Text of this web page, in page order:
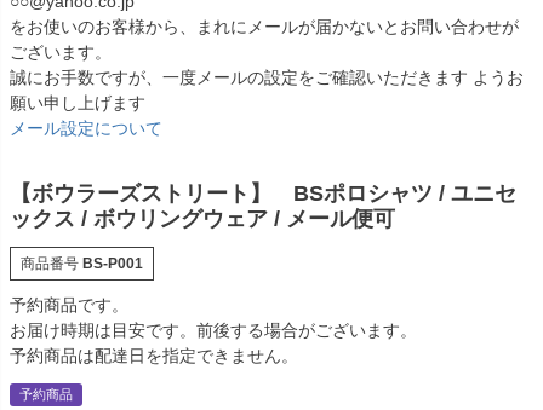
をお使いのお客様から、まれにメールが届かないとお問い合わせが
ございます。
誠にお手数ですが、一度メールの設定をご確認いただきます ようお
願い申し上げます
メール設定について
【ボウラーズストリート】 BSポロシャツ / ユニセ
ックス / ボウリングウェア / メール便可
商品番号 BS-P001
予約商品です。
お届け時期は目安です。前後する場合がございます。
予約商品は配達日を指定できません。
予約商品